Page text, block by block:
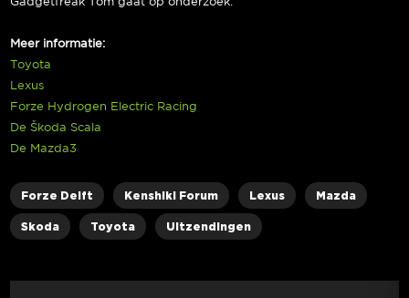
Gadgetfreak Tom gaat op onderzoek.
Meer informatie:
Toyota
Lexus
Forze Hydrogen Electric Racing
De Škoda Scala
De Mazda3
Forze Delft Kenshiki Forum Lexus Mazda
Skoda Toyota Uitzendingen